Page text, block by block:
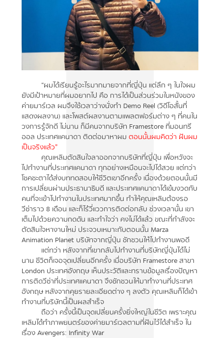
“ผมได้เรียนรู้อะไรมากมายจากที่ญี่ปุ่น แต่ลึก ๆ ในใจผม
ยังมีเป้าหมายที่ผมอยากไป คือ การได้เป็นส่วนร่วมในหนังของ
ค่ายมาร์เวล ผมจึงใช้เวลาว่างนั่งทำ Demo Reel (วิดีโอสั้นที่
แสดงผลงาน) และโพสต์ผลงานตามแพลตฟอร์มต่าง ๆ ที่คนใน
วงการรู้จักดี ไม่นาน ก็มีคนจากบริษัท Framestore ที่มอนทรี
ออล ประเทศแคนาดา ติดต่อมาหาผม ตอนนั้นผมคิดว่า ฝันผม
เป็นจริงแล้ว”
คุณเหลิมตัดสินใจลาออกจากบริษัทที่ญี่ปุ่น เพื่อหวังจะ
ไปทำงานที่ประเทศแคนาดา ทุกอย่างเหมือนจะไปได้สวย แต่ทว่า
โชคชะตาได้ส่งบททดสอบให้ชีวิตเขาอีกครั้ง เนื่องด้วยตอนนั้นมี
การเปลี่ยนผ่านประธานาธิบดี และประเทศแคนาดาได้เข้มงวดกับ
คนที่จะเข้าไปทำงานในประเทศมากขึ้น ทำให้คุณเหลิมต้องรอ
วีซ่าราว 8 เดือน และก็ไร้วี่แววการติดต่อกลับ ช่วงเวลานั้น เขา
เต็มไปด้วยความกดดัน และทำใจว่า คงไม่ได้แล้ว ขณะที่กำลังจะ
ตัดสินใจหางานใหม่ ประจวบเหมาะกับตอนนั้น Marza
Animation Planet บริษัทจากญี่ปุ่น ชักชวนให้ไปทำงานพอดี
แต่ทว่า หลังจากที่เขากลับไปทำงานที่บริษัทญี่ปุ่นได้ไม่
นาน ชีวิตก็เจอจุดเปลี่ยนอีกครั้ง เมื่อบริษัท Framestore สาขา
London ประเทศอังกฤษ เห็นประวัติและทราบข้อมูลเรื่องปัญหา
การติดวีซ่าที่ประเทศแคนาดา จึงชักชวนให้มาทำงานที่ประเทศ
อังกฤษ หลังจากคุยรายละเอียดต่าง ๆ ลงตัว คุณเหลิมก็ได้เข้า
ทำงานที่บริษัทนี้เป็นผลสำเร็จ
ถือว่า ครั้งนี้เป็นจุดเปลี่ยนครั้งยิ่งใหญ่ในชีวิต เพราะคุณ
เหลิมได้ทำภาพยนตร์ของค่ายมาร์เวลตามที่ฝันไว้ได้สำเร็จ ใน
เรื่อง Avengers: Infinity War